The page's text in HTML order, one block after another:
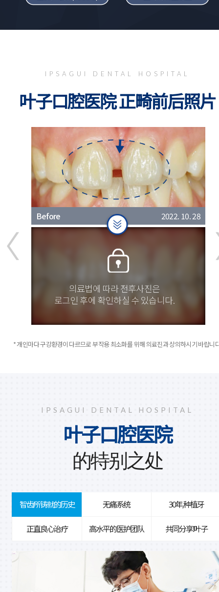
IPSAGUI DENTAL HOSPITAL
叶子口腔医院 正畸前后照片
Before 2022. 10. 28
의료법에 따라 전후사진은
로그인 후에 확인하실 수 있습니다.
* 개인마다 구강환경이 다르므로 부작용 최소화를 위해 의료진과 상의하시기 바랍니
IPSAGUI DENTAL HOSPITAL
叶子口腔医院
的特别之处
智齿所铸就的历史 无痛系统 30年,种植牙
正直良心治疗 高水平的医护团队 共同分享!叶子